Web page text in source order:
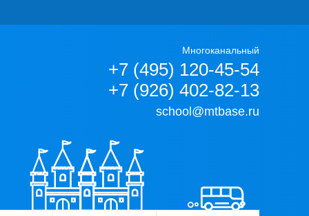
Многоканальный
+7 (495) 120-45-54
+7 (926) 402-82-13
school@mtbase.ru